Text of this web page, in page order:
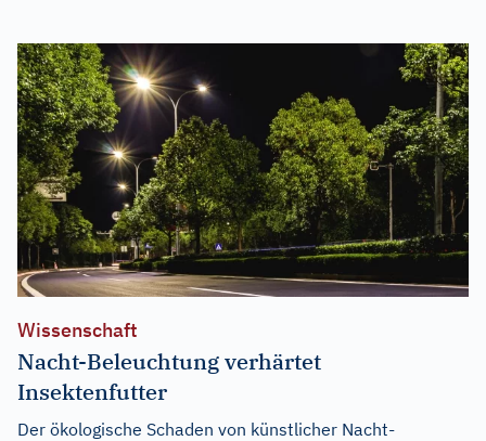
Wissenschaft
Nacht-Beleuchtung verhärtet
Insektenfutter
Der ökologische Schaden von künstlicher Nacht-